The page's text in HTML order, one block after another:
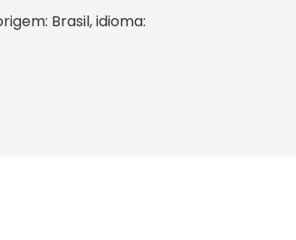
Brasil, idioma: